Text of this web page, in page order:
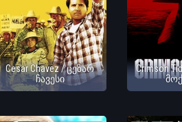
Cesar Chavez / ცეზარ
ჩავესი
Crimson